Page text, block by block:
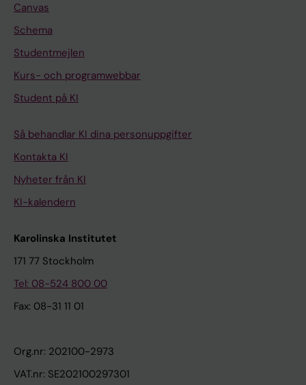
Canvas
Schema
Studentmejlen
Kurs- och programwebbar
Student på KI
Så behandlar KI dina personuppgifter
Kontakta KI
Nyheter från KI
KI-kalendern
Karolinska Institutet
171 77 Stockholm
Tel: 08-524 800 00
Fax: 08-31 11 01
Org.nr: 202100-2973
VAT.nr: SE202100297301